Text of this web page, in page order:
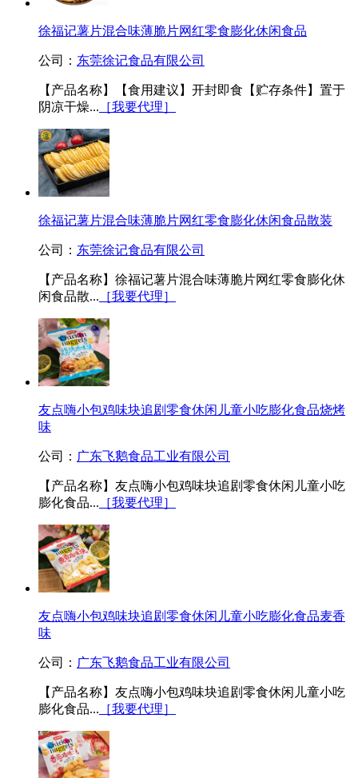
徐福记薯片混合味薄脆片网红零食膨化休闲食品
公司： 东莞徐记食品有限公司
【产品名称】【食用建议】开封即食【贮存条件】置于
阴凉干燥... ［我要代理］
徐福记薯片混合味薄脆片网红零食膨化休闲食品散装
公司： 东莞徐记食品有限公司
【产品名称】徐福记薯片混合味薄脆片网红零食膨化休
闲食品散... ［我要代理］
友点嗨小包鸡味块追剧零食休闲儿童小吃膨化食品烧烤
味
公司： 广东飞鹅食品工业有限公司
【产品名称】友点嗨小包鸡味块追剧零食休闲儿童小吃
膨化食品... ［我要代理］
友点嗨小包鸡味块追剧零食休闲儿童小吃膨化食品麦香
味
公司： 广东飞鹅食品工业有限公司
【产品名称】友点嗨小包鸡味块追剧零食休闲儿童小吃
膨化食品... ［我要代理］